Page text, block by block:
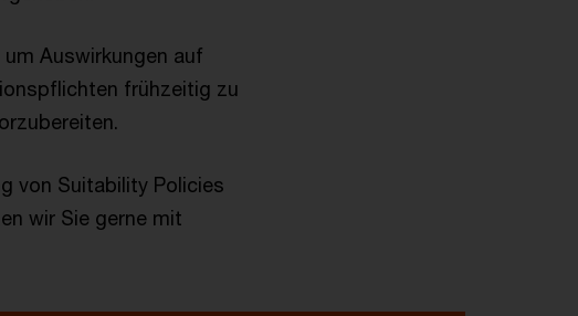
Auswirkungen auf
frühzeitig zu
von Suitability Policies
wir Sie gerne mit